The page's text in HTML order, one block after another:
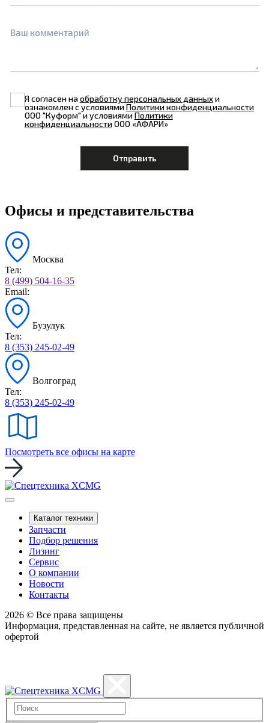
Ваш комментарий
Я согласен наобработку персональных данныхи
ознакомлен с условиямиПолитики конфиденциальности
ООО "Куформ" и условиямиПолитики
конфиденциальностиООО «АФАРИ»
Офисы и представительства
Москва
Тел:
8 (499) 504-16-35
Email:
Бузулук
Тел:
8 (353) 245-02-49
Волгоград
Тел:
8 (353) 245-02-49
Посмотреть все офисы на карте
Каталог техники
Запчасти
Подбор решения
Лизинг
Сервис
О компании
Новости
Контакты
2026 © Все права защищены
Информация, представленная на сайте, не является публичной
офертой